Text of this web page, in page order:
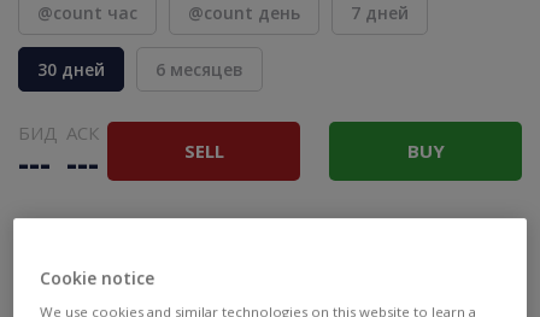
@count час @count день 7 дней
30 дней 6 месяцев
БИД
---
АСК
--- SELL BUY
Cookie notice
We use cookies and similar technologies on this website to learn a